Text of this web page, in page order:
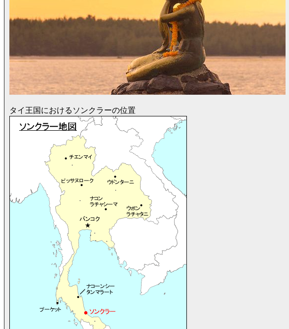
タイ王国におけるソンクラーの位置